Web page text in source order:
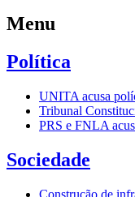
Menu
Política
UNITA acusa
Tribunal
PRS e FNLA
Sociedade
Construção de